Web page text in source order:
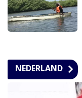
NEDERLAND